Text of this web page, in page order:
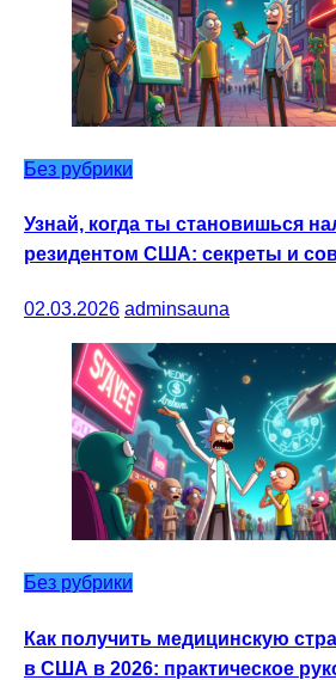
Без рубрики
Узнай, когда ты становишься
резидентом США: секреты и
02.03.2026 adminsauna
Без рубрики
Как получить медицинскую
в США в 2026: практическое